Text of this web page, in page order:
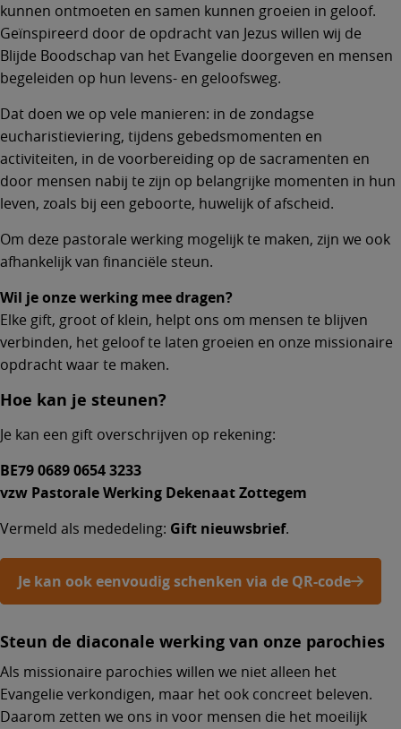
kunnen ontmoeten en samen kunnen groeien in geloof.
Geïnspireerd door de opdracht van Jezus willen wij de
Blijde Boodschap van het Evangelie doorgeven en mensen
begeleiden op hun levens- en geloofsweg.
Dat doen we op vele manieren: in de zondagse
eucharistieviering, tijdens gebedsmomenten en
activiteiten, in de voorbereiding op de sacramenten en
door mensen nabij te zijn op belangrijke momenten in hun
leven, zoals bij een geboorte, huwelijk of afscheid.
Om deze pastorale werking mogelijk te maken, zijn we ook
afhankelijk van financiële steun.
Wil je onze werking mee dragen?
Elke gift, groot of klein, helpt ons om mensen te blijven
verbinden, het geloof te laten groeien en onze missionaire
opdracht waar te maken.
Hoe kan je steunen?
Je kan een gift overschrijven op rekening:
BE79 0689 0654 3233
vzw Pastorale Werking Dekenaat Zottegem
Vermeld als mededeling: Gift nieuwsbrief.
Je kan ook eenvoudig schenken via de QR-code
Steun de diaconale werking van onze parochies
Als missionaire parochies willen we niet alleen het
Evangelie verkondigen, maar het ook concreet beleven.
Daarom zetten we ons in voor mensen die het moeilijk